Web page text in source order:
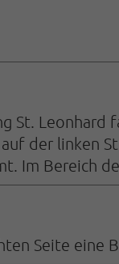
St.
der linken
Im Bereich
Seite eine